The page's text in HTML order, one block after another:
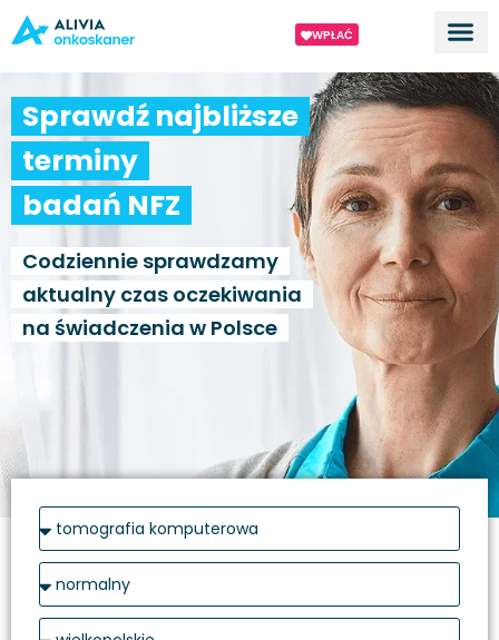
WPŁAĆ
Sprawdź najbliższe
terminy
badań NFZ
Codziennie sprawdzamy
aktualny czas oczekiwania
na świadczenia w Polsce